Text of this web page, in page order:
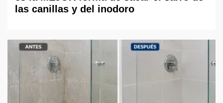
las canillas y del inodoro